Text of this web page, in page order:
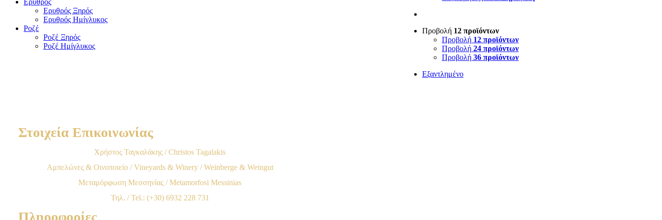
Προβολή 12 προϊόντων
Προβολή 12 προϊόντων
Προβολή 24 προϊόντων
Προβολή 36 προϊόντων
Εξαντλημένο
Ερυθρός Ξηρός
Ερυθρός Ημίγλυκος
Ροζέ
Ροζέ Ξηρός
Ροζέ Ημίγλυκος
Στοιχεία Επικοινωνίας
Χρήστος Ταγκαλάκης / Christos Tagalakis
Αμπελώνες & Οινοποιείο / Vineyards & Winery / Weinberge & Weingut
Μεταμόρφωση Μεσσηνίας / Metamorfosi Messinias
Τηλ. / Tel.: (+30) 6932 228 731
Πληροφορίες